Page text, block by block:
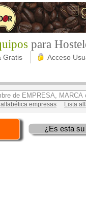
para
Gratis
Acceso
alfabética empresas
Lista
¿Es esta